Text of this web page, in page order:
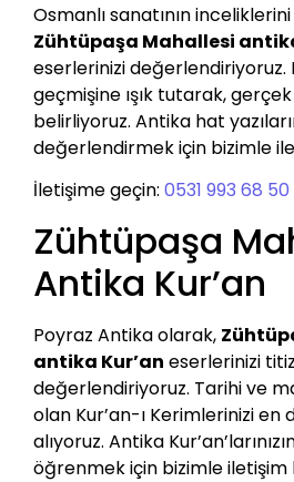
Osmanlı sanatının
Zühtüpaşa Mahallesi
eserlerinizi değerlendiriyoruz.
geçmişine ışık tutarak,
belirliyoruz. Antika hat
değerlendirmek için bizimle
İletişime geçin: 0531 993 68 50
Zühtüpaşa
Antika Kur’an
Poyraz Antika olarak,
antika Kur’an eserlerinizi
değerlendiriyoruz. Tarihi ve
olan Kur’an-ı Kerimlerinizi en
alıyoruz. Antika
öğrenmek için bizimle iletişim